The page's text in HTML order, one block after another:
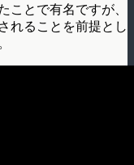
ことで有名ですが、
れることを前提とし